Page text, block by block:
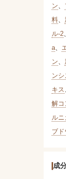
ン、
料、
ル-2、
a、
ン、
ン
キス
解コ
ル
ブ
成